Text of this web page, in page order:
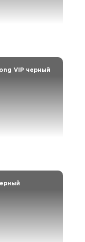
VIP черный